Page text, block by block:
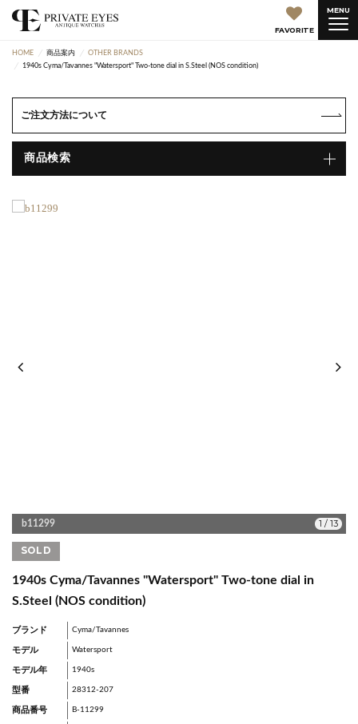
FAVORITE
MENU
HOME 商品案内
OTHER BRANDS
1940s Cyma/Tavannes "Watersport" Two-tone dial in S.Steel (NOS condition)
ご注文方法について
商品検索
b11299 1 / 13
SOLD
1940s Cyma/Tavannes "Watersport" Two-tone dial in
S.Steel (NOS condition)
ブランド Cyma/Tavannes
モデル Watersport
モデル年 1940s
型番 28312-207
商品番号 B-11299